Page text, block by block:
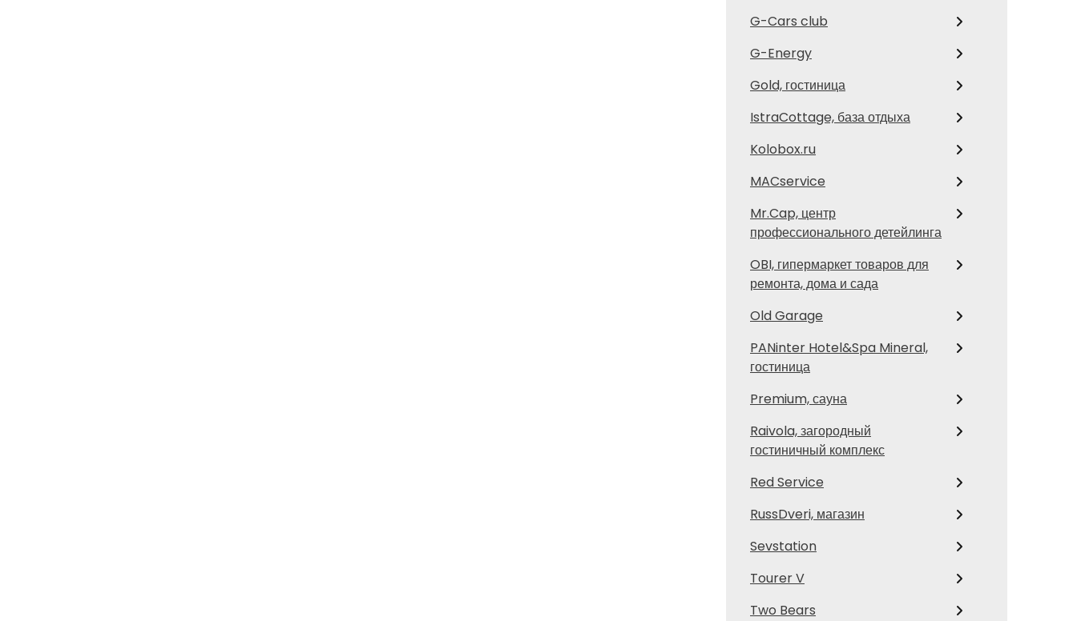
G-Cars club
G-Energy
Gold, гостиница
IstraCottage, база отдыха
Kolobox.ru
MACservice
Mr.Cap, центр
профессионального детейлинга
OBI, гипермаркет товаров для
ремонта, дома и сада
Old Garage
PANinter Hotel&Spa Mineral,
гостиница
Premium, сауна
Raivola, загородный
гостиничный комплекс
Red Service
RussDveri, магазин
Sevstation
Tourer V
Two Bears